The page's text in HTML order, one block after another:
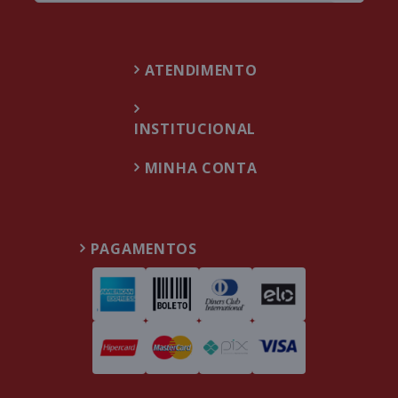
ATENDIMENTO
INSTITUCIONAL
MINHA CONTA
PAGAMENTOS